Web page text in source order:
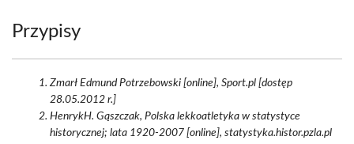
Przypisy
Zmarł Edmund Potrzebowski [online], Sport.pl [dostęp
28.05.2012 r.]
HenrykH. Gąszczak, Polska lekkoatletyka w statystyce
historycznej; lata 1920-2007 [online], statystyka.histor.pzla.pl